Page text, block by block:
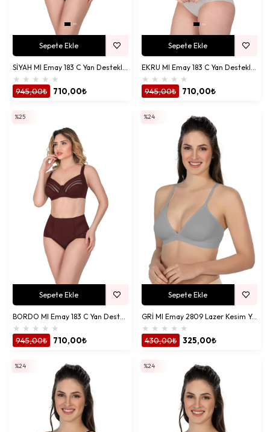
★ ★ ★ ★ ★
710,00₺
945,00₺
Sepete Ekle
EKRU MI Emay 183 C Yan Destekli Toparlayıcı Balenli Sütyen
★ ★ ★ ★ ★
710,00₺
945,00₺
Sepete Ekle
BORDO MI Emay 183 C Yan Destekli Toparlayıcı Balenli Sütyen
★ ★ ★ ★ ★
710,00₺
945,00₺
Sepete Ekle
%25
GRİ MI Emay 2809 Lazer Kesim Yapıştırma İz Ypmz Sütyen
★ ★ ★ ★ ★
325,00₺
430,00₺
Sepete Ekle
%24
%24 %24